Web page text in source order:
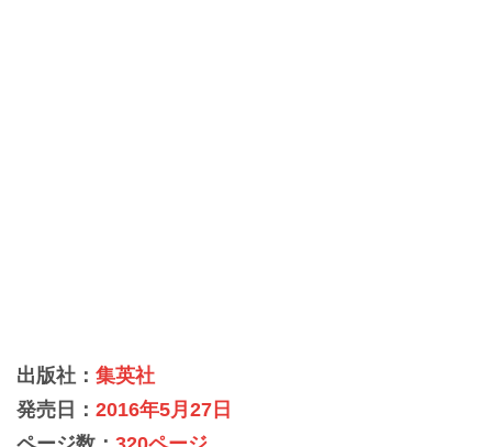
出版社： 集英社
発売日： 2016年5月27日